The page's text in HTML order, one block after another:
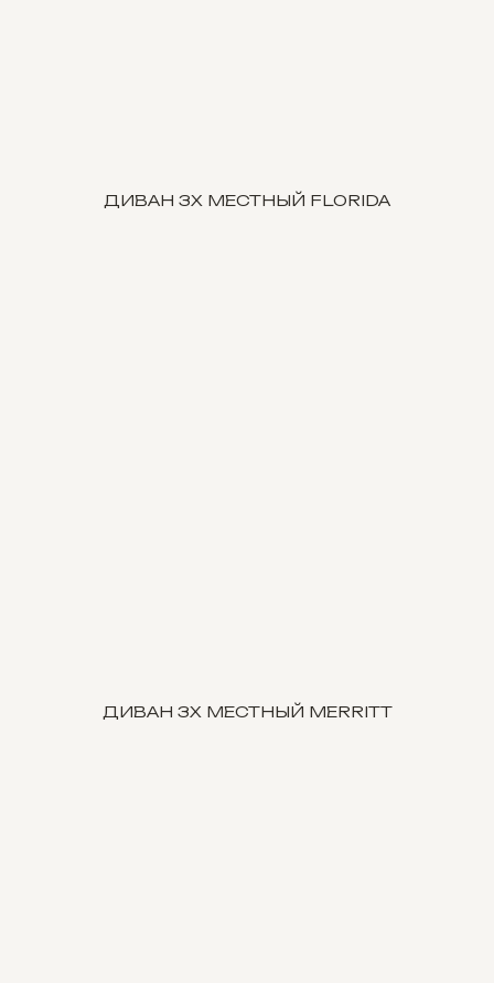
ДИВАН 3Х МЕСТНЫЙ FLORIDA
ДИВАН 3Х МЕСТНЫЙ MERRITT